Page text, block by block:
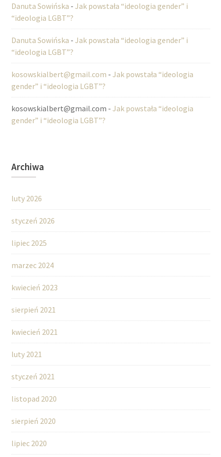
Danuta Sowińska - Jak powstała “ideologia gender” i
“ideologia LGBT”?
Danuta Sowińska - Jak powstała “ideologia gender” i
“ideologia LGBT”?
kosowskialbert@gmail.com - Jak powstała “ideologia
gender” i “ideologia LGBT”?
kosowskialbert@gmail.com - Jak powstała “ideologia
gender” i “ideologia LGBT”?
Archiwa
luty 2026
styczeń 2026
lipiec 2025
marzec 2024
kwiecień 2023
sierpień 2021
kwiecień 2021
luty 2021
styczeń 2021
listopad 2020
sierpień 2020
lipiec 2020